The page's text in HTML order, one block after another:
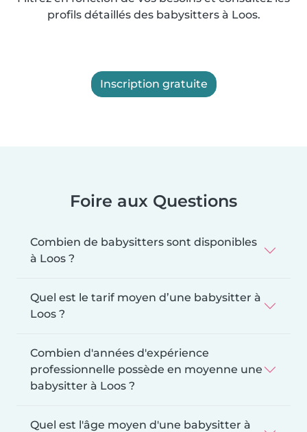
profils détaillés des babysitters à Loos.
Inscription gratuite
Foire aux Questions
Combien de babysitters sont disponibles
à Loos ?
Quel est le tarif moyen d’une babysitter à
Loos ?
Combien d'années d'expérience
professionnelle possède en moyenne une
babysitter à Loos ?
Quel est l'âge moyen d'une babysitter à